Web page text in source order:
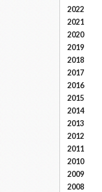
2022
2021
2020
2019
2018
2017
2016
2015
2014
2013
2012
2011
2010
2009
2008